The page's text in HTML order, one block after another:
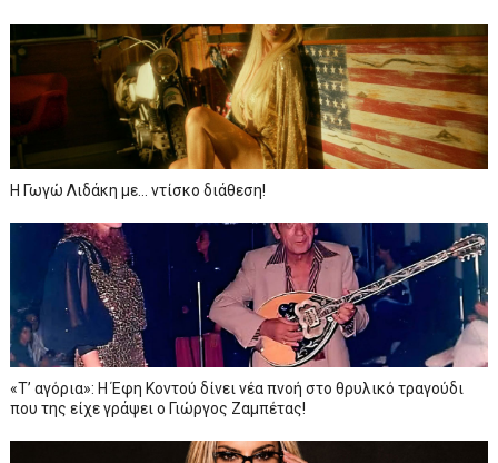
Η Γωγώ Λιδάκη με... ντίσκο διάθεση!
«Τ’ αγόρια»: Η Έφη Κοντού δίνει νέα πνοή στο θρυλικό τραγούδι
που της είχε γράψει ο Γιώργος Ζαμπέτας!